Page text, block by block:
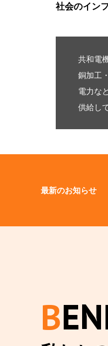
社会のイン
共和電
銅加工
電力な
供給し
最新のお知らせ
B